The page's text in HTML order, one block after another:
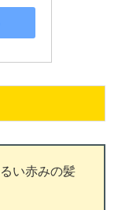
い赤みの髪